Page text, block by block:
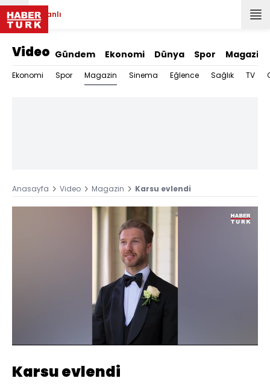
Canlı
Video Gündem Ekonomi Dünya Spor Magazin
Ekonomi Spor Magazin Sinema Eğlence Sağlık TV
Anasayfa Video Magazin Karsu evlendi
Aç
Yüklendi
46.20%
Hızı
Karsu evlendi